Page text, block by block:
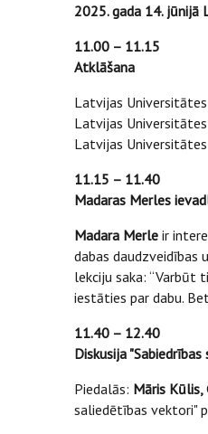
2025. gada 14. jūnijā
11.00 – 11.15
Atklāšana
Latvijas
Latvijas
Latvijas
11.15 – 11.40
Madaras Merles
Madara Merle ir
dabas
lekciju saka: “Varbūt
iestāties par dabu.
11.40 – 12.40
Diskusija
Piedalās: Māris Kūlis,
saliedētības vektori"